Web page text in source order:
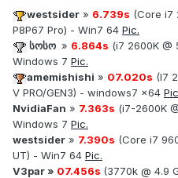
westsider » 6.739s (Core i7
P8P67 Pro) - Win7 64 Pic.
სოსო » 6.864s (i7 2600K @
Windows 7 Pic.
amemishishi » 07.020s (I7
V PRO/GEN3) - windows7 x64
NvidiaFan » 7.363s (i7-2600K
Windows 7 Pic.
westsider » 7.390s (Core i7
UT) - Win7 64 Pic.
V3par » 07.456s (3770k @ 4.9